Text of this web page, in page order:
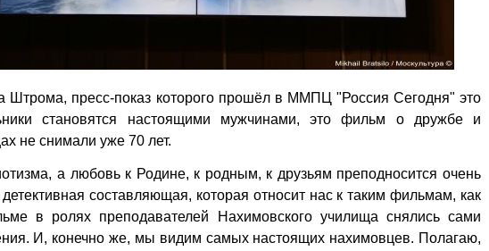
Штрома, пресс-показ которого прошёл в ММПЦ "Россия Сегодня" это
становятся настоящими мужчинами, это фильм о дружбе и
не снимали уже 70 лет.
а любовь к Родине, к родным, к друзьям преподносится очень
составляющая, которая относит нас к таким фильмам, как
в ролях преподавателей Нахимовского училища снялись сами
И, конечно же, мы видим самых настоящих нахимовцев. Полагаю,